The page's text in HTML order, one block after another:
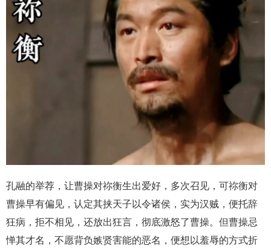
孔融的举荐，让曹操对祢衡生出爱好，多次召见，可祢衡对
曹操早有偏见，认定其挟天子以令诸侯，实为汉贼，便托辞
狂病，拒不相见，还放出狂言，彻底激怒了曹操。但曹操忌
惮其才名，不愿背负嫉贤害能的恶名，便想以羞辱的方式折